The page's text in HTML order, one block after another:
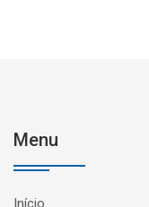
Menu
Início